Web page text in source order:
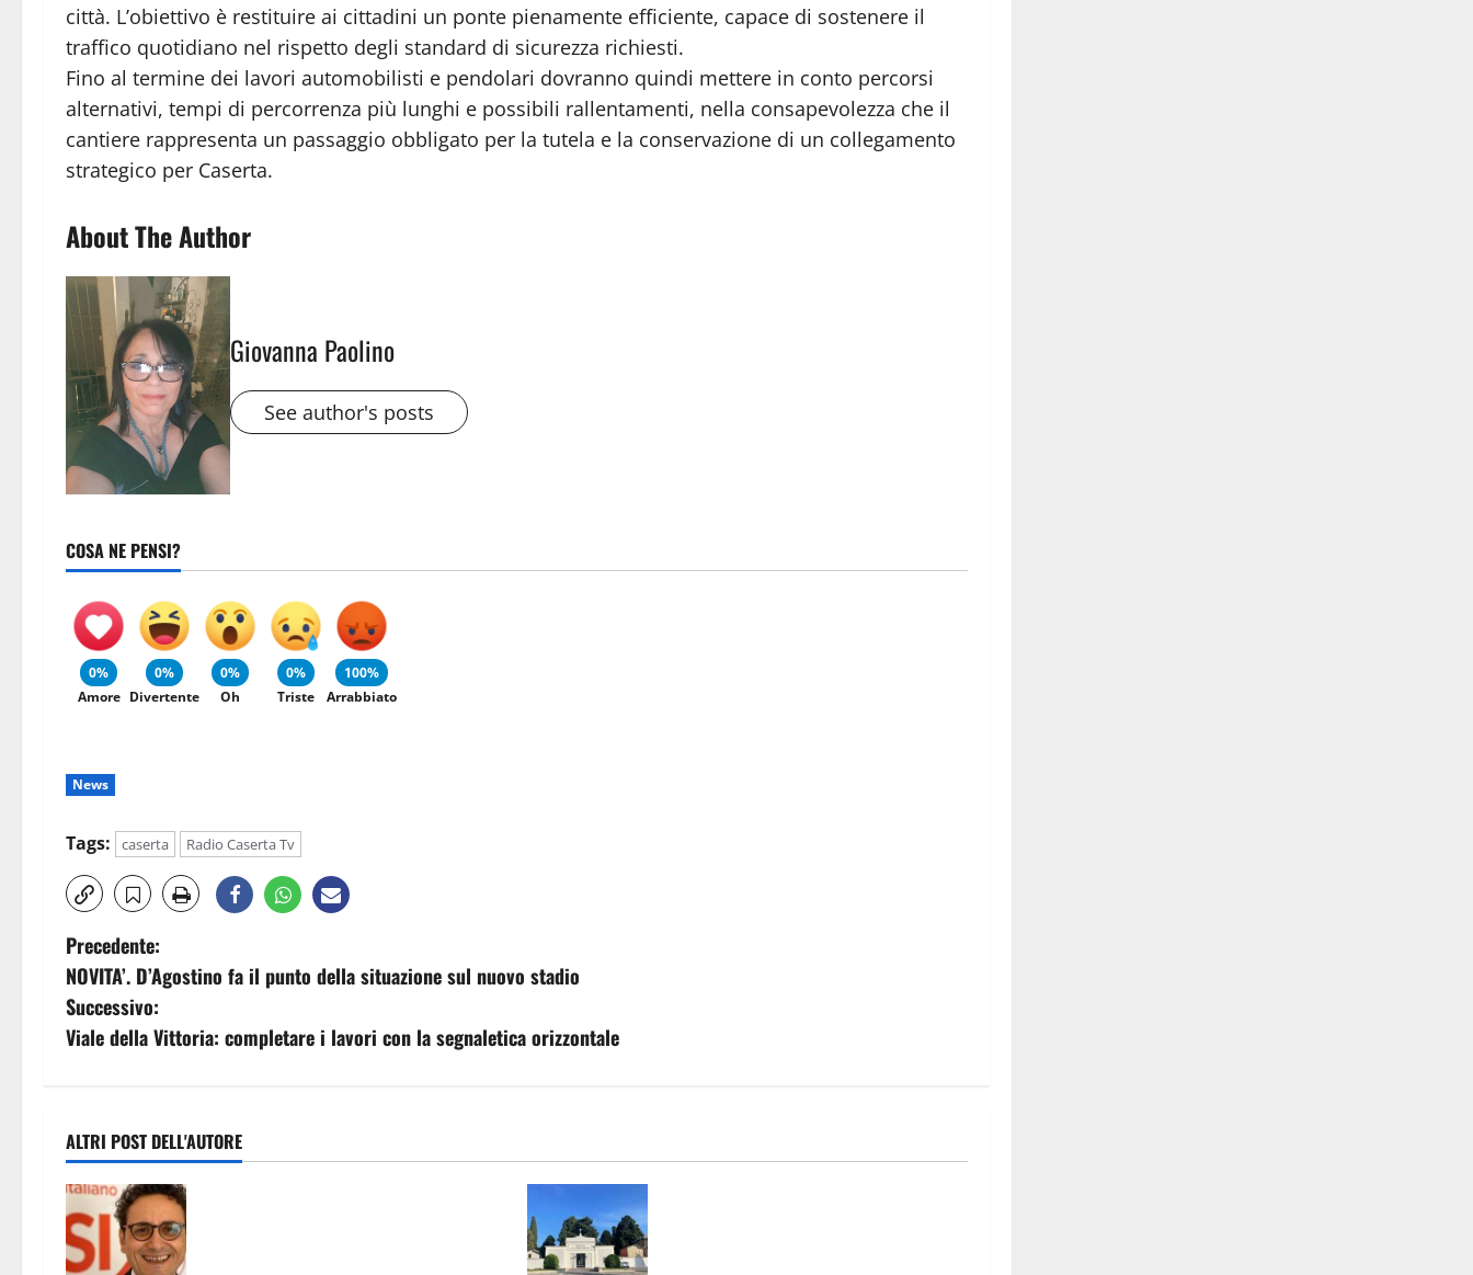
città. L’obiettivo è restituire ai cittadini un ponte pienamente efficiente, capace di sostenere il
traffico quotidiano nel rispetto degli standard di sicurezza richiesti.
Fino al termine dei lavori automobilisti e pendolari dovranno quindi mettere in conto percorsi
alternativi, tempi di percorrenza più lunghi e possibili rallentamenti, nella consapevolezza che il
cantiere rappresenta un passaggio obbligato per la tutela e la conservazione di un collegamento
strategico per Caserta.
About The Author
Giovanna Paolino
See author's posts
COSA NE PENSI?
0%
Amore
0%
Divertente
0%
Oh
0%
Triste
100%
Arrabbiato
News
Tags: caserta Radio Caserta Tv
N
a
v
g
a
z
Precedente:
NOVITA’. D’Agostino fa il punto della situazione sul nuovo stadio
Successivo:
Viale della Vittoria: completare i lavori con la segnaletica orizzontale
ALTRI POST DELL'AUTORE